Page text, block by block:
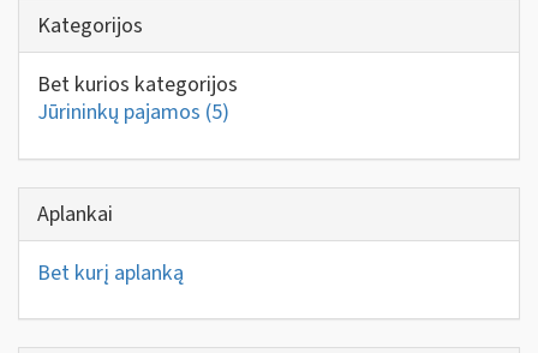
Kategorijos
Bet kurios kategorijos
Jūrininkų pajamos (5)
Aplankai
Bet kurį aplanką